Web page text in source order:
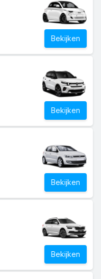
Bekijken
Bekijken
Bekijken
Bekijken